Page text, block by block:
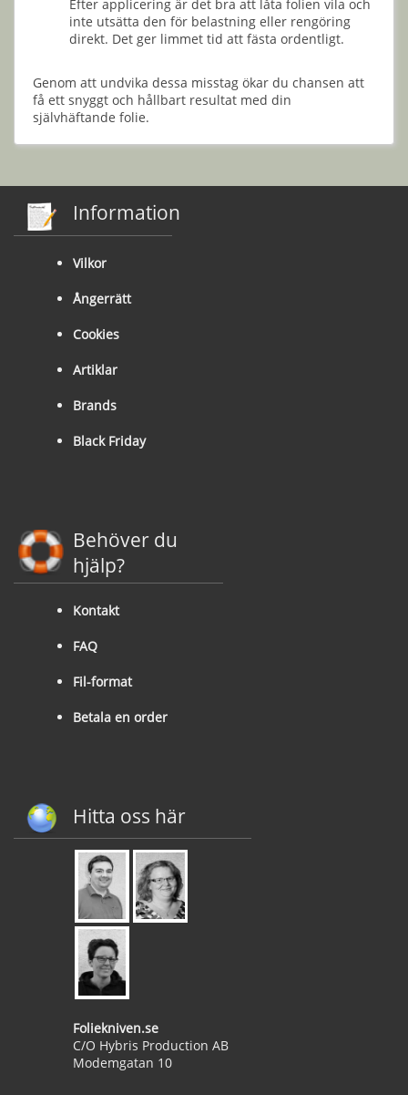
Efter applicering är det bra att låta folien vila och
inte utsätta den för belastning eller rengöring
direkt. Det ger limmet tid att fästa ordentligt.
Genom att undvika dessa misstag ökar du chansen att
få ett snyggt och hållbart resultat med din
självhäftande folie.
Information
Vilkor
Ångerrätt
Cookies
Artiklar
Brands
Black Friday
Behöver du
hjälp?
Kontakt
FAQ
Fil-format
Betala en order
Hitta oss här
Foliekniven.se
C/O Hybris Production AB
Modemgatan 10